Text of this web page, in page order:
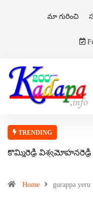
మా గురించి
TRENDING
కొమ్మిరెడ్డి
Home gurappa yeru